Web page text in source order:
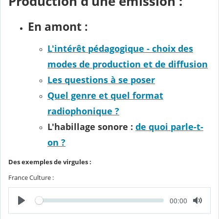
En amont :
L'intérêt pédagogique - choix des
modes de production et de diffusion
Les questions à se poser
Quel genre et quel format
radiophonique ?
L'habillage sonore : de quoi parle-t-
on ?
Des exemples de virgules :
France Culture :
L
e
c
T
m
00:00